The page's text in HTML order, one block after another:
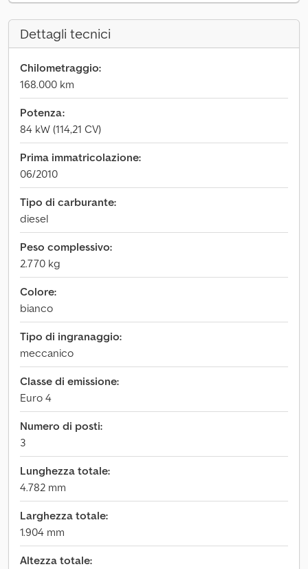
Dettagli tecnici
Chilometraggio:
168.000 km
Potenza:
84 kW (114,21 CV)
Prima immatricolazione:
06/2010
Tipo di carburante:
diesel
Peso complessivo:
2.770 kg
Colore:
bianco
Tipo di ingranaggio:
meccanico
Classe di emissione:
Euro 4
Numero di posti:
3
Lunghezza totale:
4.782 mm
Larghezza totale:
1.904 mm
Altezza totale: